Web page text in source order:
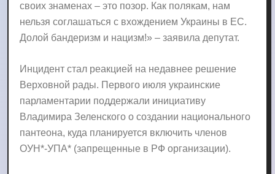
своих знаменах – это позор. Как полякам, нам
нельзя соглашаться с вхождением Украины в ЕС.
Долой бандеризм и нацизм!» – заявила депутат.
Инцидент стал реакцией на недавнее решение
Верховной рады. Первого июля украинские
парламентарии поддержали инициативу
Владимира Зеленского о создании национального
пантеона, куда планируется включить членов
ОУН*-УПА* (запрещенные в РФ организации).